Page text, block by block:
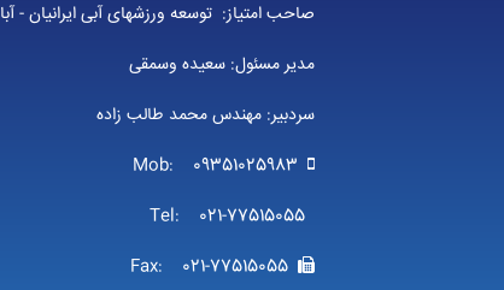
صاحب امتیاز: توسعه ورزشهای آبی ایرانیان - آبا
مدیر مسئول: سعیده وسمقی
سردبیر: مهندس محمد طالب زاده